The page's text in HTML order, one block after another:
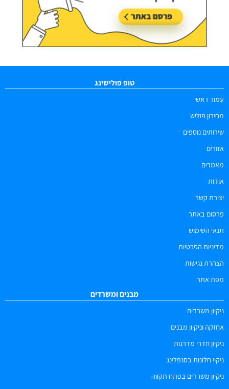
טופ פולישינג
עמוד ראשי
מחירון פוליש
שירותים נוספים
אזורים
מאמרים
אודות
יצירת קשר
פרסום באתר
תנאי השימוש
מדיניות הפרטיות
הצהרת נגישות
מפת אתר
מבנים ומשרדים
ניקיון משרדים
אחזקה וניקיון מבנים
ניקיון חדרי מדרגות
ניקוי חלונות בסנפלינג
ניקיון משרדים בפתח תקווה